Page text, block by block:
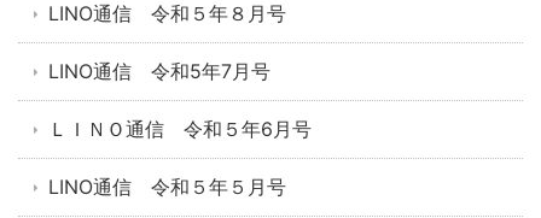
LINO通信 令和５年８月号
LINO通信 令和5年7月号
ＬＩＮＯ通信 令和５年6月号
LINO通信 令和５年５月号